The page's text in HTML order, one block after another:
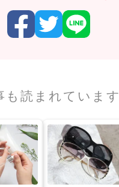
も読まれています